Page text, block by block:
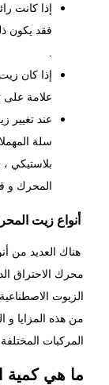
إذا كانت
فقد يكون
إذا كان
علامة على
عند تغيير
سلة
بلاستيكي
المحرك و
أنواع زيت
هناك العديد من
محرك الاحتراق
الزيوت
من هذه المزايا
المركبات المختلفة .
ما هي كمية